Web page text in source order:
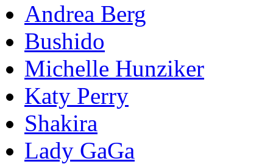
Andrea Berg
Bushido
Michelle Hunziker
Katy Perry
Shakira
Lady GaGa